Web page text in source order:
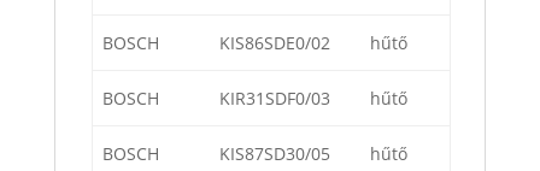
BOSCH KIS86SDE0/02 hűtő
BOSCH KIR31SDF0/03 hűtő
BOSCH KIS87SD30/05 hűtő